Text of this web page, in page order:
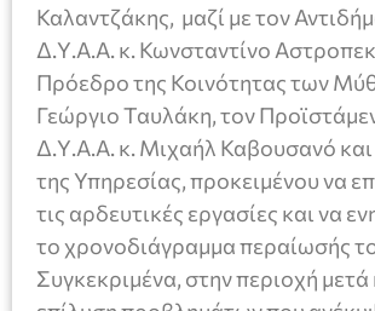
Καλαντζάκης, μαζί με τον
Δ.Υ.Α.Α. κ. Κωνσταντίνο
Πρόεδρο της Κοινότητας των
Γεώργιο Ταυλάκη, τον
Δ.Υ.Α.Α. κ. Μιχαήλ Καβουσανό
της Υπηρεσίας, προκειμένου να
τις αρδευτικές εργασίες και να
το χρονοδιάγραμμα περαίωσής
Συγκεκριμένα, στην περιοχή μετά